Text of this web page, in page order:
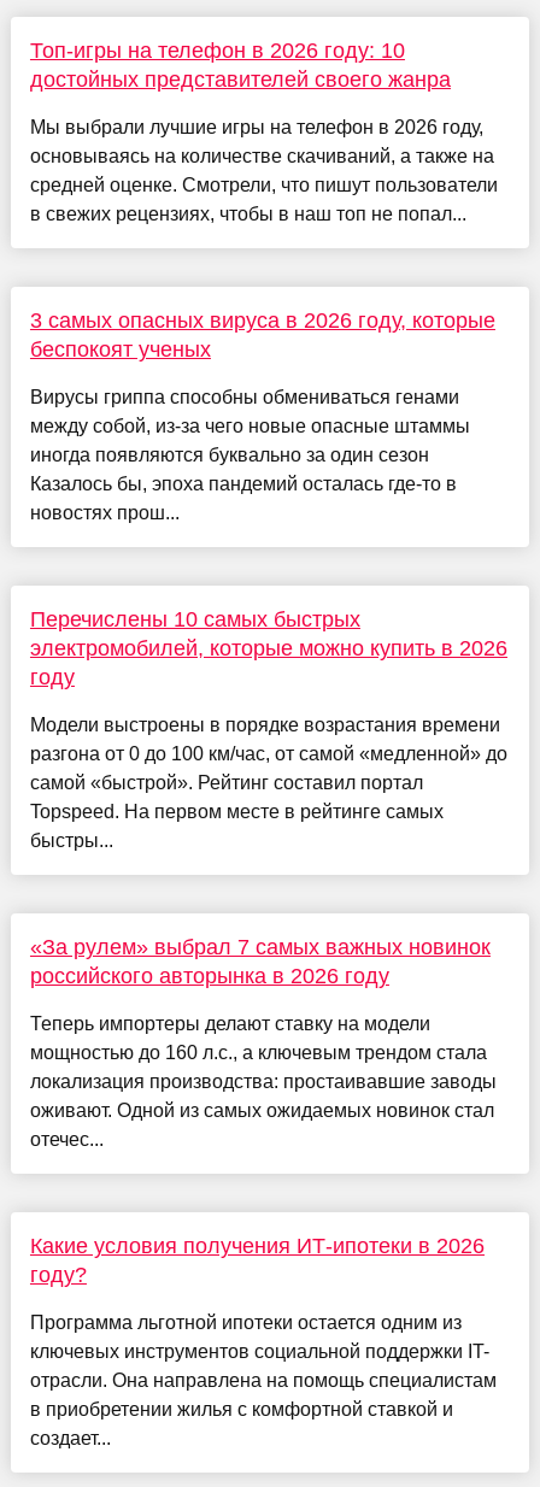
Топ-игры на телефон в 2026 году: 10
достойных представителей своего жанра
Мы выбрали лучшие игры на телефон в 2026 году,
основываясь на количестве скачиваний, а также на
средней оценке. Смотрели, что пишут пользователи
в свежих рецензиях, чтобы в наш топ не попал...
3 самых опасных вируса в 2026 году, которые
беспокоят ученых
Вирусы гриппа способны обмениваться генами
между собой, из-за чего новые опасные штаммы
иногда появляются буквально за один сезон
Казалось бы, эпоха пандемий осталась где-то в
новостях прош...
Перечислены 10 самых быстрых
электромобилей, которые можно купить в 2026
году
Модели выстроены в порядке возрастания времени
разгона от 0 до 100 км/час, от самой «медленной» до
самой «быстрой». Рейтинг составил портал
Topspeed. На первом месте в рейтинге самых
быстры...
«За рулем» выбрал 7 самых важных новинок
российского авторынка в 2026 году
Теперь импортеры делают ставку на модели
мощностью до 160 л.с., а ключевым трендом стала
локализация производства: простаивавшие заводы
оживают. Одной из самых ожидаемых новинок стал
отечес...
Какие условия получения ИТ-ипотеки в 2026
году?
Программа льготной ипотеки остается одним из
ключевых инструментов социальной поддержки IT-
отрасли. Она направлена на помощь специалистам
в приобретении жилья с комфортной ставкой и
создает...